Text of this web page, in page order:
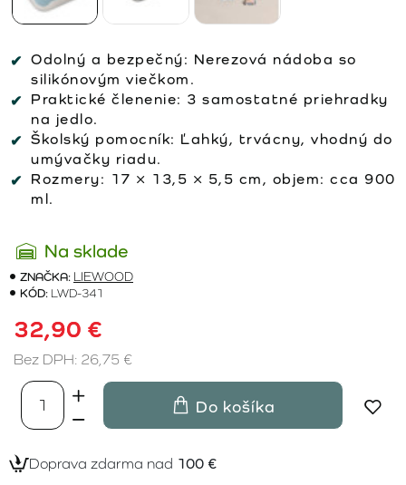
Odolný a bezpečný: Nerezová nádoba so
silikónovým viečkom.
Praktické členenie: 3 samostatné priehradky
na jedlo.
Školský pomocník: Ľahký, trvácny, vhodný do
umývačky riadu.
Rozmery: 17 × 13,5 × 5,5 cm, objem: cca 900
ml.
Na sklade
ZNAČKA: LIEWOOD
KÓD: LWD-341
32,90 €
Bez DPH: 26,75 €
Do košíka
Doprava zdarma nad 100 €